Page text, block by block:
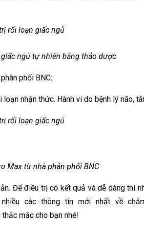
giấc ngủ tự nhiên bằng thảo dược
phối BNC:
nhận thức. Hành vi do bệnh lý não,
Max từ nhà phân phối BNC
Để điều trị có kết quả và dễ dàng thì
các thông tin mới nhất về
mắc cho bạn nhé!